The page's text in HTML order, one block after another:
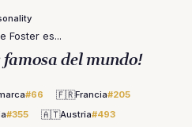
Foster es...
del mundo!
#66 🇫🇷Francia#205
#355 🇦🇹Austria#493